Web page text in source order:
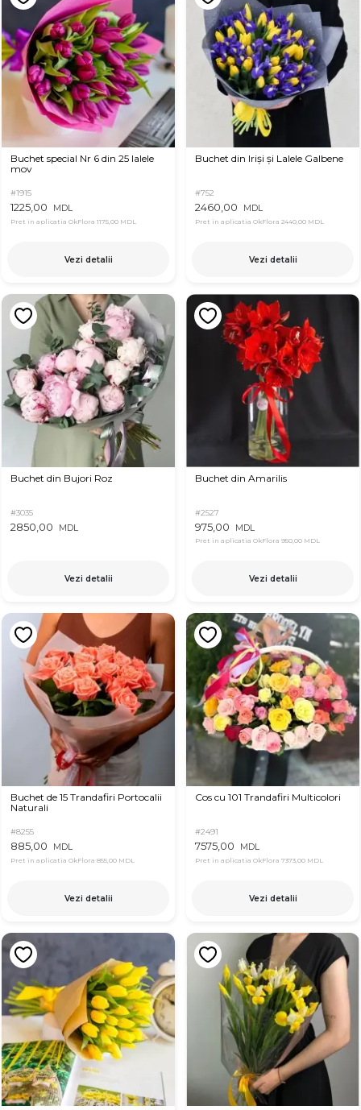
Buchet special Nr 6 din 25 lalele
mov
#1915
1225,00 MDL
Pret in aplicatia OkFlora 1175,00 MDL
Vezi detalii
Buchet din Iriși și Lalele Galbene
#752
2460,00 MDL
Pret in aplicatia OkFlora 2440,00 MDL
Vezi detalii
Buchet din Bujori Roz
#3035
2850,00 MDL
Vezi detalii
Buchet din Amarilis
#2527
975,00 MDL
Pret in aplicatia OkFlora 950,00 MDL
Vezi detalii
Buchet de 15 Trandafiri Portocalii
Naturali
#8255
885,00 MDL
Pret in aplicatia OkFlora 855,00 MDL
Vezi detalii
Cos cu 101 Trandafiri Multicolori
#2491
7575,00 MDL
Pret in aplicatia OkFlora 7373,00 MDL
Vezi detalii